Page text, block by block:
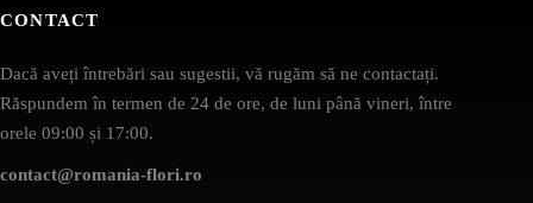
CONTACT
Dacă aveți întrebări sau sugestii, vă rugăm să ne contactați.
Răspundem în termen de 24 de ore, de luni până vineri, între
orele 09:00 și 17:00.
contact@romania-flori.ro